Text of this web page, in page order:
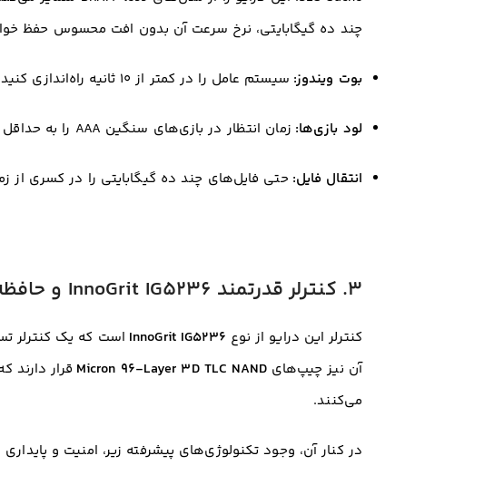
چند ده گیگابایتی، نرخ سرعت آن بدون افت محسوس حفظ
بوت ویندوز: سیستم عامل را در کمتر از ۱۰ ثانیه راه‌اندازی کنید.
لود بازی‌ها: زمان انتظار در بازی‌های سنگین AAA را به حداقل برسانید.
انتقال فایل: حتی فایل‌های چند ده گیگابایتی را در کسری از
۳. کنترلر قدرتمند InnoGrit IG5236 و حافظه باکیفیت
کنترلر این درایو از نوع InnoGrit IG5236 است که یک کنترلر
آن نیز چیپ‌های Micron 96-Layer 3D TLC NAND قرار دارند
می‌کنند.
در کنار آن، وجود تکنولوژی‌های پیشرفته زیر، امنیت و